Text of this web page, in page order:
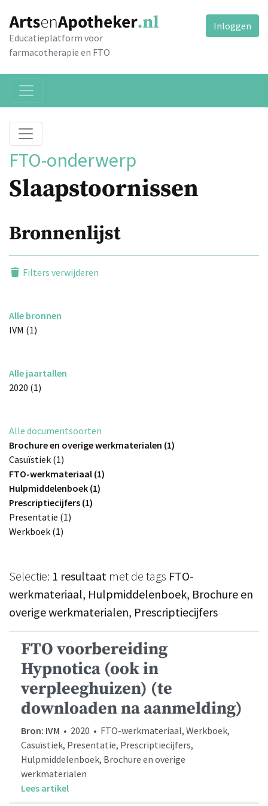
Educatieplatform voor
farmacotherapie en FTO
Inloggen
FTO-onderwerp
Slaapstoornissen
Bronnenlijst
Filters verwijderen
Alle bronnen
IVM (1)
Alle jaartallen
2020 (1)
Alle documentsoorten
Brochure en overige werkmaterialen (1)
Casuïstiek (1)
FTO-werkmateriaal (1)
Hulpmiddelenboek (1)
Prescriptiecijfers (1)
Presentatie (1)
Werkboek (1)
Selectie: 1 resultaat met de tags FTO-
werkmateriaal, Hulpmiddelenboek, Brochure en
overige werkmaterialen, Prescriptiecijfers
FTO voorbereiding
Hypnotica (ook in
verpleeghuizen) (te
downloaden na aanmelding)
Bron: IVM • 2020 • FTO-werkmateriaal, Werkboek,
Casuïstiek, Presentatie, Prescriptiecijfers,
Hulpmiddelenboek, Brochure en overige
werkmaterialen
Lees artikel